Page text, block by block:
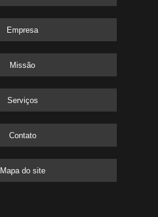
Empresa
Missão
Serviços
Contato
Mapa do site